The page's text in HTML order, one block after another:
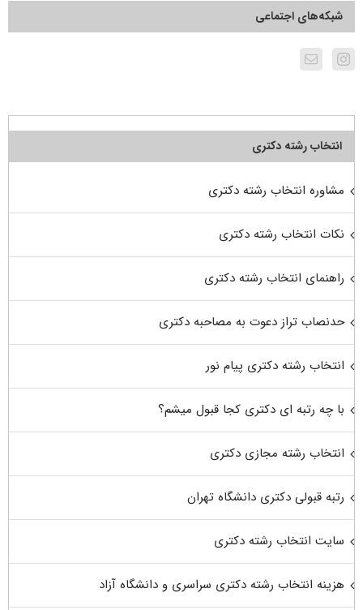
شبکه‌های اجتماعی
انتخاب رشته دکتری
مشاوره انتخاب رشته دکتری
نکات انتخاب رشته دکتری
راهنمای انتخاب رشته دکتری
حدنصاب تراز دعوت به مصاحبه دکتری
انتخاب رشته دکتری پیام نور
با چه رتبه ای دکتری کجا قبول میشم؟
انتخاب رشته مجازی دکتری
رتبه قبولی دکتری دانشگاه تهران
سایت انتخاب رشته دکتری
هزینه انتخاب رشته دکتری سراسری و دانشگاه آزاد